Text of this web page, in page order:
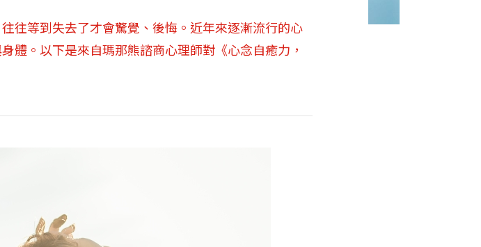
往等到失去了才會驚覺、後悔。近年來逐漸流行的心
體。以下是來自瑪那熊諮商心理師對《心念自癒力，